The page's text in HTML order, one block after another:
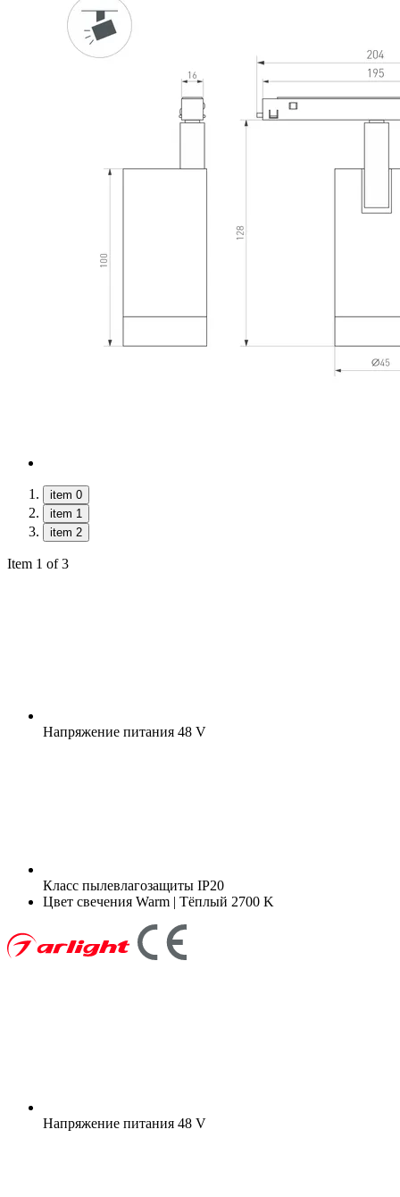
item 0
item 1
item 2
Item 1 of 3
Напряжение питания 48 V
Класс пылевлагозащиты IP20
Цвет свечения Warm | Тёплый 2700 K
Напряжение питания 48 V